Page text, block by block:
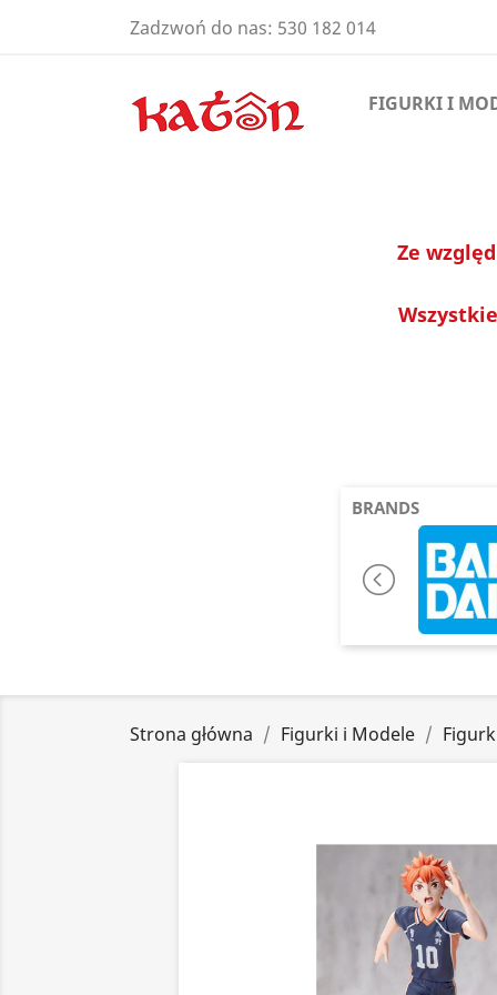
Zadzwoń do nas: 530 182 014
FIGURKI I
Ze
BRANDS
Strona główna Figurki i Modele